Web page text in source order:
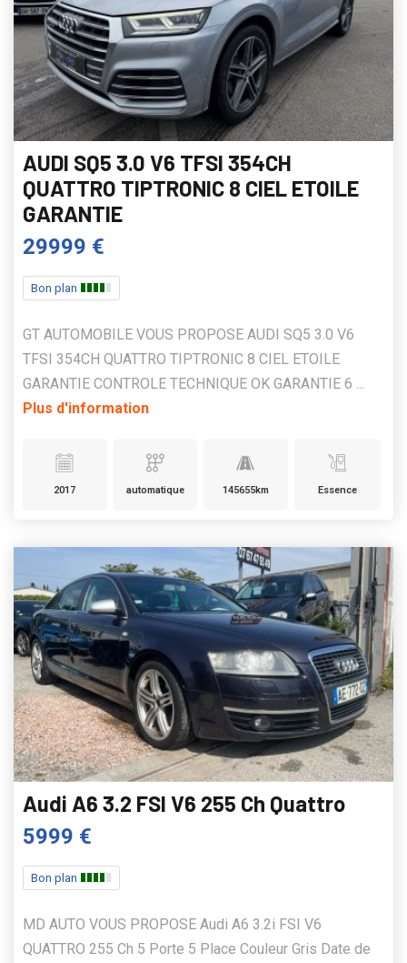
AUDI SQ5 3.0 V6 TFSI 354CH
QUATTRO TIPTRONIC 8 CIEL ETOILE
GARANTIE
29999 €
Bon plan
GT AUTOMOBILE VOUS PROPOSE AUDI SQ5 3.0 V6
TFSI 354CH QUATTRO TIPTRONIC 8 CIEL ETOILE
GARANTIE CONTROLE TECHNIQUE OK GARANTIE 6 ...
Plus d'information
2017 automatique 145655km Essence
Audi A6 3.2 FSI V6 255 Ch Quattro
5999 €
Bon plan
MD AUTO VOUS PROPOSE Audi A6 3.2i FSI V6
QUATTRO 255 Ch 5 Porte 5 Place Couleur Gris Date de